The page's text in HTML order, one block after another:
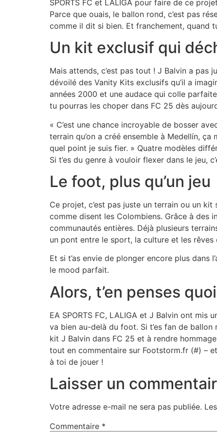
SPORTS FC et LALIGA pour faire de ce
Parce que ouais, le ballon rond, c’est pas
comme il dit si bien. Et franchement, quand
Un kit exclusif qui
Mais attends, c’est pas tout ! J Balvin a pas
dévoilé des Vanity Kits exclusifs qu’il a
années 2000 et une audace qui colle
tu pourras les choper dans FC 25 dès
« C’est une chance incroyable de bosser
terrain qu’on a créé ensemble à Medellín,
quel point je suis fier. » Quatre modèles
Si t’es du genre à vouloir flexer dans le jeu,
Le foot, plus qu’un jeu
Ce projet, c’est pas juste un terrain ou un
comme disent les Colombiens. Grâce à des
communautés entières. Déjà plusieurs
un pont entre le sport, la culture et les
Et si t’as envie de plonger encore plus
le mood parfait.
Alors, t’en penses
EA SPORTS FC, LALIGA et J Balvin ont
va bien au-delà du foot. Si t’es fan de
kit J Balvin dans FC 25 et à rendre
tout en commentaire sur Footstorm.fr (#) –
à toi de jouer !
Laisser un
Votre adresse e-mail ne sera pas publiée.
Commentaire *